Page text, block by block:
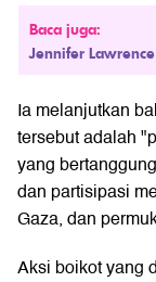
Baca juga:
Jennifer
Ia melanjutkan
tersebut adalah
yang
dan partisipasi
Gaza, dan
Aksi boikot yang